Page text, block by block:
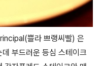
쁠라 쁘랭씨빨) 은
부드러운 등심 스테이크